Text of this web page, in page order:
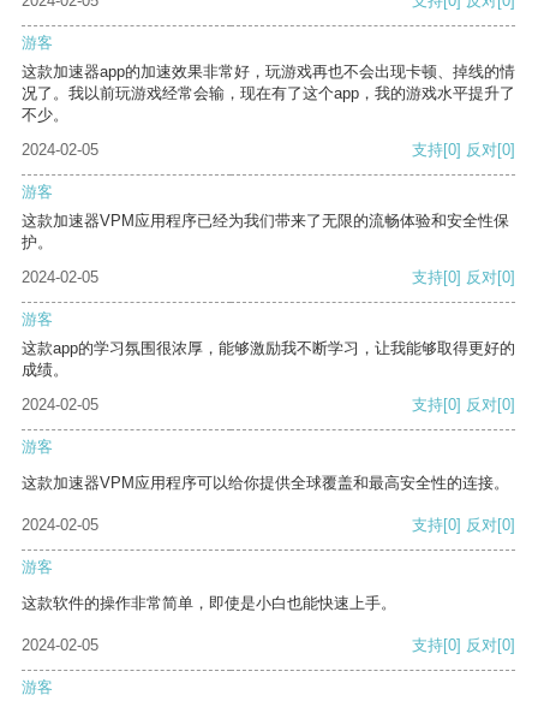
游客
这款加速器app的加速效果非常好，玩游戏再也不会出现卡顿、掉线的情
况了。我以前玩游戏经常会输，现在有了这个app，我的游戏水平提升了
不少。
2024-02-05
支持[0] 反对[0]
游客
这款加速器VPM应用程序已经为我们带来了无限的流畅体验和安全性保
护。
2024-02-05
支持[0] 反对[0]
游客
这款app的学习氛围很浓厚，能够激励我不断学习，让我能够取得更好的
成绩。
2024-02-05
支持[0] 反对[0]
游客
这款加速器VPM应用程序可以给你提供全球覆盖和最高安全性的连接。
2024-02-05 支持[0] 反对[0]
游客
这款软件的操作非常简单，即使是小白也能快速上手。
2024-02-05 支持[0] 反对[0]
游客